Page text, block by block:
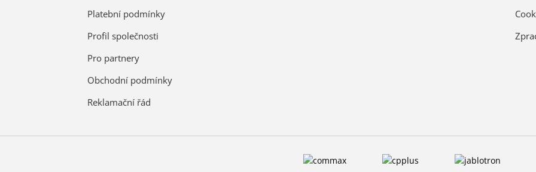
Platební podmínky
Profil společnosti
Pro partnery
Obchodní podmínky
Reklamační řád